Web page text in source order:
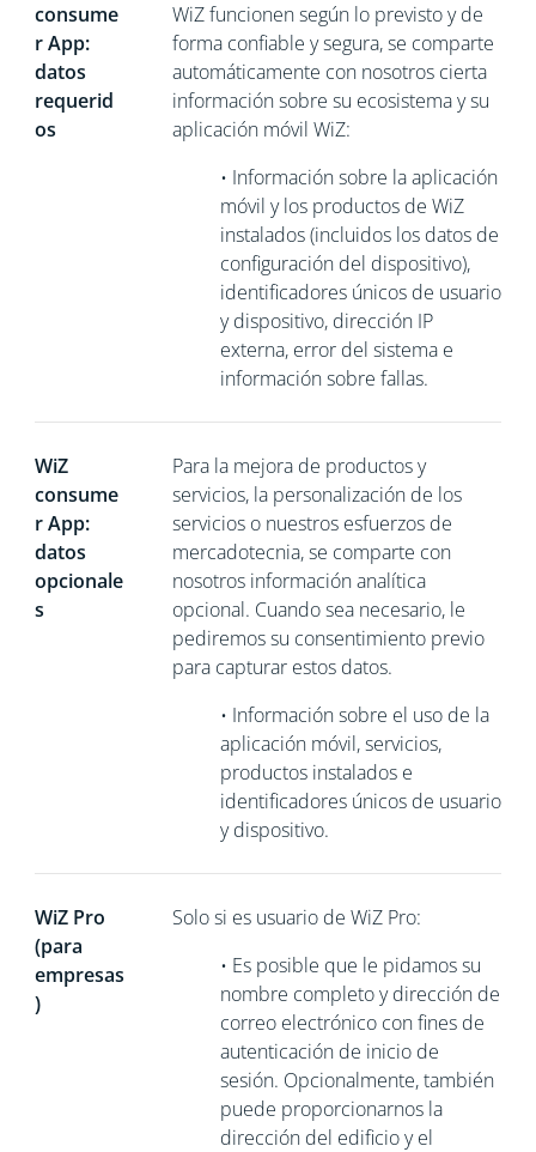
consume
r App:
datos
requerid
os
WiZ funcionen según lo previsto y de
forma confiable y segura, se comparte
automáticamente con nosotros cierta
información sobre su ecosistema y su
aplicación móvil WiZ:
• Información sobre la aplicación
móvil y los productos de WiZ
instalados (incluidos los datos de
configuración del dispositivo),
identificadores únicos de usuario
y dispositivo, dirección IP
externa, error del sistema e
información sobre fallas.
WiZ
consume
r App:
datos
opcionale
s
Para la mejora de productos y
servicios, la personalización de los
servicios o nuestros esfuerzos de
mercadotecnia, se comparte con
nosotros información analítica
opcional. Cuando sea necesario, le
pediremos su consentimiento previo
para capturar estos datos.
• Información sobre el uso de la
aplicación móvil, servicios,
productos instalados e
identificadores únicos de usuario
y dispositivo.
WiZ Pro
(para
empresas
)
Solo si es usuario de WiZ Pro:
• Es posible que le pidamos su
nombre completo y dirección de
correo electrónico con fines de
autenticación de inicio de
sesión. Opcionalmente, también
puede proporcionarnos la
dirección del edificio y el